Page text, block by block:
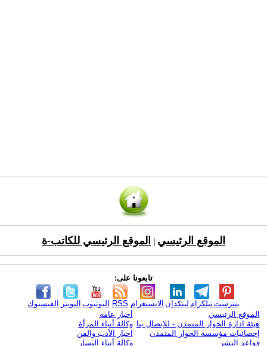
الموقع الرئيسي الموقع الرئيسي للكاتب-ة
تابعونا على:
الفيسبوك التويتر اليوتيوب RSS الانستغرام لينكدإن تيلكرامبنترست
الموقع الرئيسي
هيئة ادارة الحوار المتمدن - للإتصال بنا
إحصائيات مؤسسة الحوار المتمدن
قواعد النشر
أخبار عامة
وكالة أنباء المرأة
اخبار الأدب والفن
وكالة أنباء اليسار